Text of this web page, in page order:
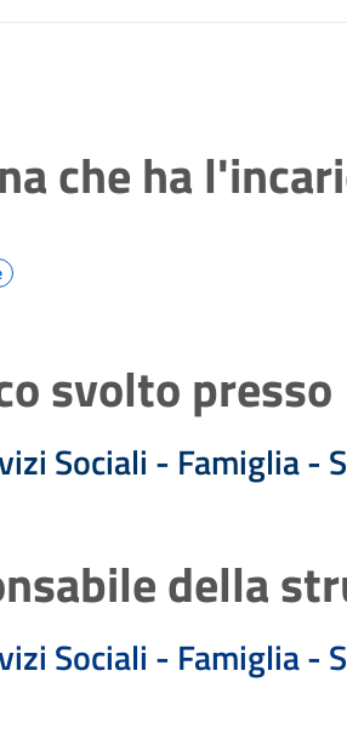
che ha
svolto presso
Sociali - Famiglia -
della
Sociali - Famiglia -